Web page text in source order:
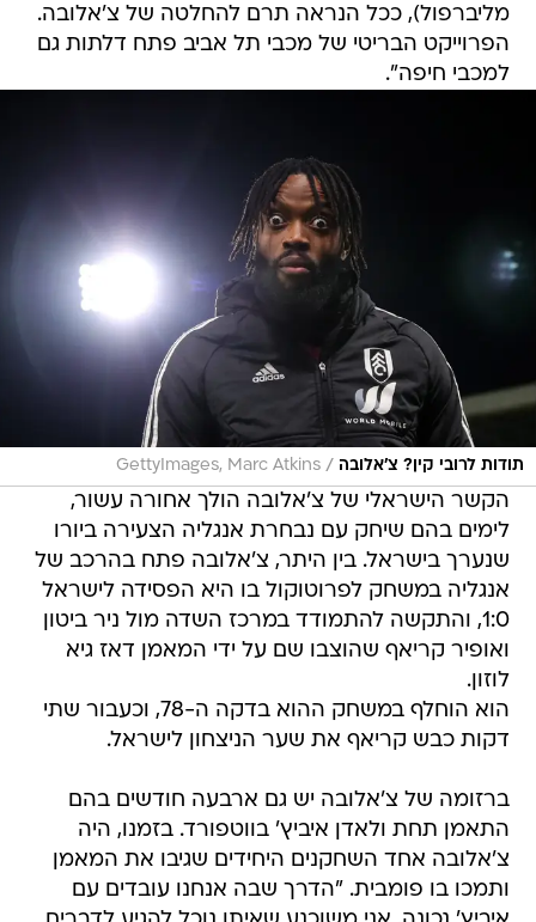
מליברפול), ככל הנראה תרם להחלטה של צ'אלובה.
הפרוייקט הבריטי של מכבי תל אביב פתח דלתות גם
למכבי חיפה".
תודות לרובי קין? צ'אלובה /
GettyImages, Marc Atkins
הקשר הישראלי של צ'אלובה הולך אחורה עשור,
לימים בהם שיחק עם נבחרת אנגליה הצעירה ביורו
שנערך בישראל. בין היתר, צ'אלובה פתח בהרכב של
אנגליה במשחק לפרוטוקול בו היא הפסידה לישראל
1:0, והתקשה להתמודד במרכז השדה מול ניר ביטון
ואופיר קריאף שהוצבו שם על ידי המאמן דאז גיא
לוזון.
הוא הוחלף במשחק ההוא בדקה ה-78, וכעבור שתי
דקות כבש קריאף את שער הניצחון לישראל.
ברזומה של צ'אלובה יש גם ארבעה חודשים בהם
התאמן תחת ולאדן איביץ' בווטפורד. בזמנו, היה
צ'אלובה אחד השחקנים היחידים שגיבו את המאמן
ותמכו בו פומבית. "הדרך שבה אנחנו עובדים עם